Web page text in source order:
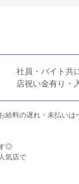
社員・バイト共
店祝い金有り・
給料の遅れ・未払い
◎
気店で